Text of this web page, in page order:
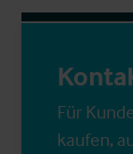
Für
kaufen,